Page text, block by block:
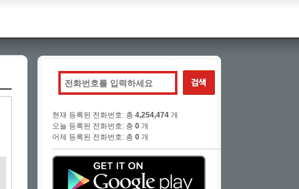
현재 등록된 전화번호: 총 4,254,474 개
오늘 등록된 전화번호: 총 0 개
어제 등록된 전화번호: 총 0 개